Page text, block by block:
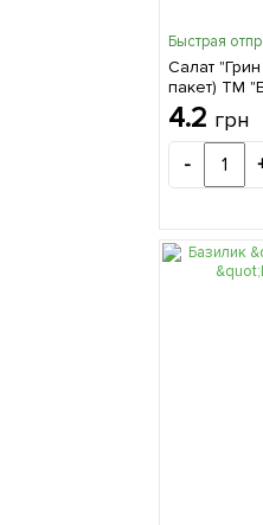
Быстрая
Салат
пакет) ТМ
4.2 грн
-